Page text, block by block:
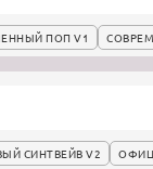
день в
чувств.
ПОП V1
СИНТВЕЙВ V2